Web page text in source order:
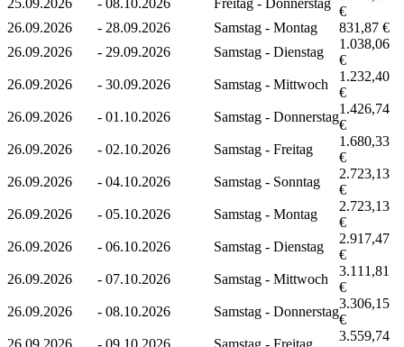
€
26.09.2026
- 28.09.2026 Samstag - Montag
831,87 €
26.09.2026
- 29.09.2026 Samstag - Dienstag
1.038,06
€
26.09.2026
- 30.09.2026 Samstag - Mittwoch
1.232,40
€
26.09.2026
- 01.10.2026 Samstag - Donnerstag
1.426,74
€
26.09.2026
- 02.10.2026 Samstag - Freitag
1.680,33
€
26.09.2026
- 04.10.2026 Samstag - Sonntag
2.723,13
€
26.09.2026
- 05.10.2026 Samstag - Montag
2.723,13
€
26.09.2026
- 06.10.2026 Samstag - Dienstag
2.917,47
€
26.09.2026
- 07.10.2026 Samstag - Mittwoch
3.111,81
€
26.09.2026
- 08.10.2026 Samstag - Donnerstag
3.306,15
€
26.09.2026
- 09.10.2026 Samstag - Freitag
3.559,74